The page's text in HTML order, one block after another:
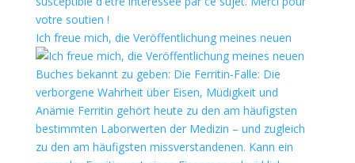
Ich freue mich, die Veröffentlichung meines neuen